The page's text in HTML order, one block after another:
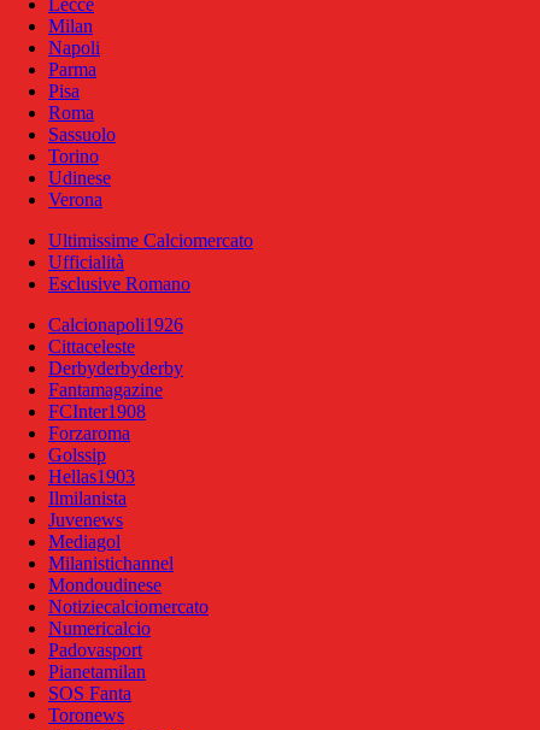
Lecce
Milan
Napoli
Parma
Pisa
Roma
Sassuolo
Torino
Udinese
Verona
Ultimissime Calciomercato
Ufficialità
Esclusive Romano
Calcionapoli1926
Cittaceleste
Derbyderbyderby
Fantamagazine
FCInter1908
Forzaroma
Golssip
Hellas1903
Ilmilanista
Juvenews
Mediagol
Milanistichannel
Mondoudinese
Notiziecalciomercato
Numericalcio
Padovasport
Pianetamilan
SOS Fanta
Toronews